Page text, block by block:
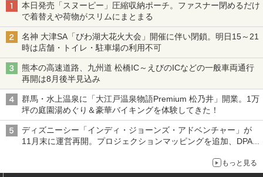
本日発売「スヌーピー」圧縮収納ポーチ。ファスナー閉めるだけ
で着替えや荷物がスリムにまとまる
名神 大津SA「びわ湖大花火大会」開催に伴い閉鎖。明日15～21
時は店舗・トイレ・駐車場の利用不可
熊本の高速道路、九州道 松橋IC～えびのICなどの一般車両通行
再開は8月後半見込み
群馬・水上温泉に「大江戸温泉物語Premium 松乃井」開業。1万
坪の庭園湯めぐり＆豪華バイキングを体験してきた！
ディズニーシー「インディ・ジョーンズ・アドベンチャー」が
11月末に運営再開。プロジェクションマッピングを追加、DPA
もっと見る